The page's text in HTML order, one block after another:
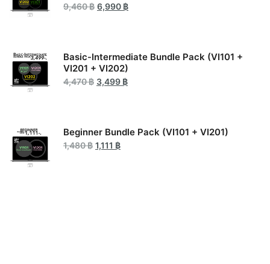
9,460฿ 6,990 ฿
Basic-Intermediate Bundle Pack (VI101 +
VI201 + VI202)
4,470฿ 3,499 ฿
Beginner Bundle Pack (VI101 + VI201)
1,480฿ 1,111 ฿